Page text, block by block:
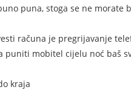
puna, stoga se ne morate
računa je pregrijavanje
mobitel cijelu noć baš
kraja